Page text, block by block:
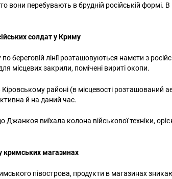
вони перебувають в брудній російській формі. В
солдат у Криму
береговій лінії розташовуються намети з
місцевих закрили, помічені вириті окопи.
районі (в місцевості розташований
й на даний час.
Джанкоя виїхала колона військової техніки,
кримських магазинах
півострова, продукти в магазинах